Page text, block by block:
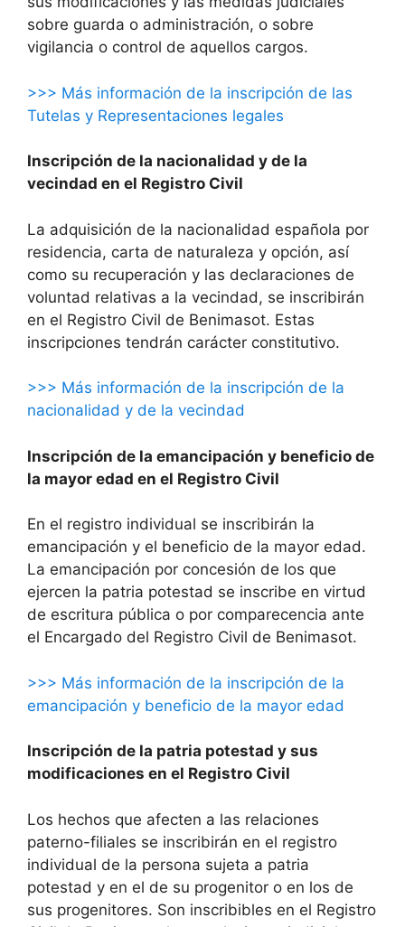
sobre guarda o administración, o sobre
vigilancia o control de aquellos cargos.
>>> Más información de la inscripción de las
Tutelas y Representaciones legales
Inscripción de la nacionalidad y de la
vecindad en el Registro Civil
La adquisición de la nacionalidad española por
residencia, carta de naturaleza y opción, así
como su recuperación y las declaraciones de
voluntad relativas a la vecindad, se inscribirán
en el Registro Civil de Benimasot. Estas
inscripciones tendrán carácter constitutivo.
>>> Más información de la inscripción de la
nacionalidad y de la vecindad
Inscripción de la emancipación y beneficio de
la mayor edad en el Registro Civil
En el registro individual se inscribirán la
emancipación y el beneficio de la mayor edad.
La emancipación por concesión de los que
ejercen la patria potestad se inscribe en virtud
de escritura pública o por comparecencia ante
el Encargado del Registro Civil de Benimasot.
>>> Más información de la inscripción de la
emancipación y beneficio de la mayor edad
Inscripción de la patria potestad y sus
modificaciones en el Registro Civil
Los hechos que afecten a las relaciones
paterno-filiales se inscribirán en el registro
individual de la persona sujeta a patria
potestad y en el de su progenitor o en los de
sus progenitores. Son inscribibles en el Registro